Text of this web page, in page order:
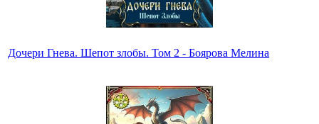
Дочери Гнева. Шепот злобы. Том 2 - Боярова Мелина